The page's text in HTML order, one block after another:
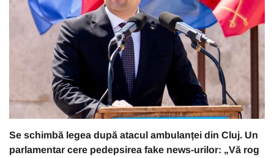
Se schimbă legea după atacul ambulanței din Cluj. Un
parlamentar cere pedepsirea fake news-urilor: „Vă rog